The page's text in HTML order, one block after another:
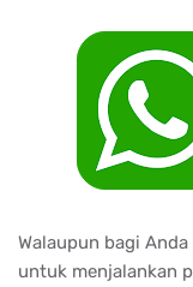
Walaupun bagi
untuk menjalankan